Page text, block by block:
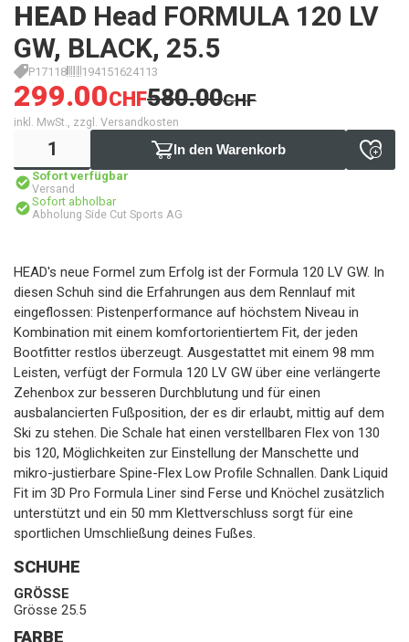
HEAD Head FORMULA 120 LV
GW, BLACK, 25.5
P17118 194151624113
299.00CHF580.00CHF
inkl. MwSt., zzgl. Versandkosten
In den Warenkorb
Sofort verfügbar
Versand
Sofort abholbar
Abholung Side Cut Sports AG
HEAD's neue Formel zum Erfolg ist der Formula 120 LV GW. In
diesen Schuh sind die Erfahrungen aus dem Rennlauf mit
eingeflossen: Pistenperformance auf höchstem Niveau in
Kombination mit einem komfortorientiertem Fit, der jeden
Bootfitter restlos überzeugt. Ausgestattet mit einem 98 mm
Leisten, verfügt der Formula 120 LV GW über eine verlängerte
Zehenbox zur besseren Durchblutung und für einen
ausbalancierten Fußposition, der es dir erlaubt, mittig auf dem
Ski zu stehen. Die Schale hat einen verstellbaren Flex von 130
bis 120, Möglichkeiten zur Einstellung der Manschette und
mikro-justierbare Spine-Flex Low Profile Schnallen. Dank Liquid
Fit im 3D Pro Formula Liner sind Ferse und Knöchel zusätzlich
unterstützt und ein 50 mm Klettverschluss sorgt für eine
sportlichen Umschließung deines Fußes.
SCHUHE
GRÖSSE
Grösse 25.5
FARBE